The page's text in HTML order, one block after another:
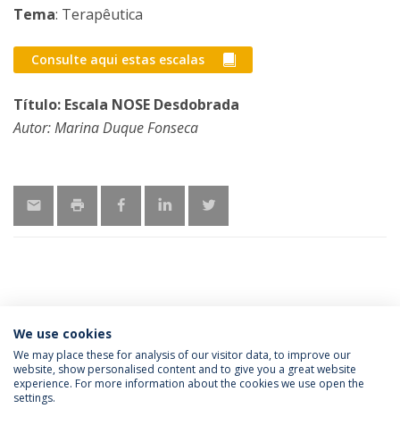
Tema: Terapêutica
Consulte aqui estas escalas
Título: Escala NOSE Desdobrada
Autor: Marina Duque Fonseca
LATEST NEWS
Política de Privacidade
Termos e Condições
We use cookies
We may place these for analysis of our visitor data, to improve our
website, show personalised content and to give you a great website
experience. For more information about the cookies we use open the
settings.